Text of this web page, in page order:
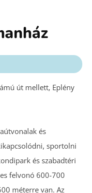
út mellett, Eplény
és
sportolni
és szabadtéri
felvonó 600-700
méterre van. Az